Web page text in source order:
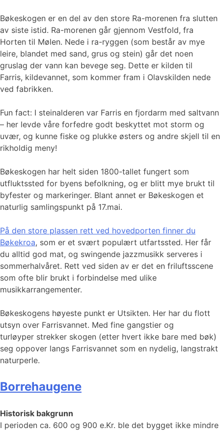
Bøkeskogen er en del av den store Ra-morenen fra slutten
av siste istid. Ra-morenen går gjennom Vestfold, fra
Horten til Mølen. Nede i ra-ryggen (som består av mye
leire, blandet med sand, grus og stein) går det noen
gruslag der vann kan bevege seg. Dette er kilden til
Farris, kildevannet, som kommer fram i Olavskilden nede
ved fabrikken.
Fun fact: I steinalderen var Farris en fjordarm med saltvann
– her levde våre forfedre godt beskyttet mot storm og
uvær, og kunne fiske og plukke østers og andre skjell til en
rikholdig meny!
Bøkeskogen har helt siden 1800-tallet fungert som
utfluktssted for byens befolkning, og er blitt mye brukt til
byfester og markeringer. Blant annet er Bøkeskogen et
naturlig samlingspunkt på 17.mai.
På den store plassen rett ved hovedporten finner du
Bøkekroa, som er et svært populært utfartssted. Her får
du alltid god mat, og swingende jazzmusikk serveres i
sommerhalvåret. Rett ved siden av er det en friluftsscene
som ofte blir brukt i forbindelse med ulike
musikkarrangementer.
Bøkeskogens høyeste punkt er Utsikten. Her har du flott
utsyn over Farrisvannet. Med fine gangstier og
turløyper strekker skogen (etter hvert ikke bare med bøk)
seg oppover langs Farrisvannet som en nydelig, langstrakt
naturperle.
Borrehaugene
Historisk bakgrunn
I perioden ca. 600 og 900 e.Kr. ble det bygget ikke mindre